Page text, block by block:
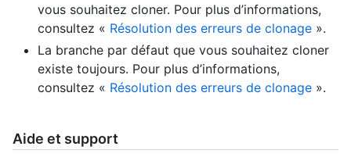
vous souhaitez cloner. Pour plus d’informations,
consultez « Résolution des erreurs de clonage ».
La branche par défaut que vous souhaitez cloner
existe toujours. Pour plus d’informations,
consultez « Résolution des erreurs de clonage ».
Aide et support